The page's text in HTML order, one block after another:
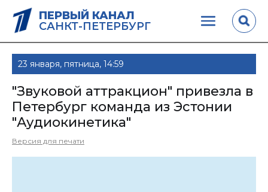
ПЕРВЫЙ КАНАЛ
САНКТ-ПЕТЕРБУРГ
23 января, пятница, 14:59
"Звуковой аттракцион" привезла в
Петербург команда из Эстонии
"Аудиокинетика"
Версия для печати